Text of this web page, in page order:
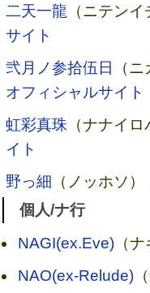
二天一龍 （ニテン
サイト
弐月ノ参拾伍日
（
オフィシャルサイト
虹彩真珠 （ナナイ
イト
野っ細 （ノッホソ
個人/ナ行
NAGI(ex.Eve)（
NAO(ex-Relude)